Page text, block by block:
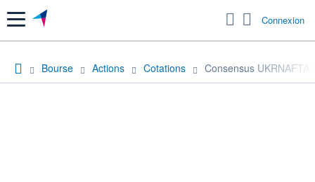
Menu Connexion
Bourse Actions Cotations Consensus UKRNAFTA